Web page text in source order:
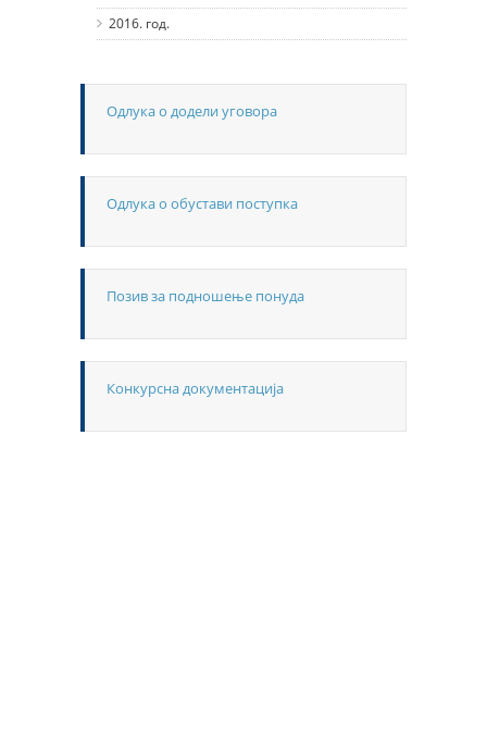
2016. год.
Одлука о додели уговора
Одлука о обустави поступка
Позив за подношење понуда
Конкурсна документација